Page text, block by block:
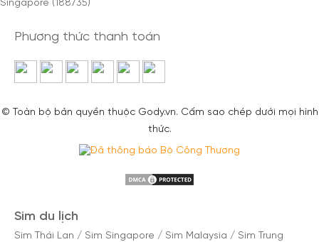
Singapore (188735)
Phương thức thanh toán
© Toàn bộ bản quyền thuộc Gody.vn. Cấm sao chép dưới mọi hình
thức.
Sim du lịch
Sim Thái Lan / Sim Singapore / Sim Malaysia / Sim Trung